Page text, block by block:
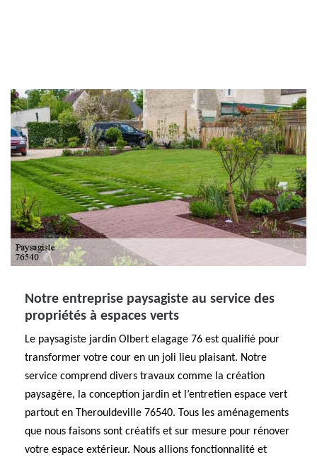
Notre entreprise paysagiste au service des
propriétés à espaces verts
Le paysagiste jardin Olbert elagage 76 est qualifié pour
transformer votre cour en un joli lieu plaisant. Notre
service comprend divers travaux comme la création
paysagère, la conception jardin et l’entretien espace vert
partout en Therouldeville 76540. Tous les aménagements
que nous faisons sont créatifs et sur mesure pour rénover
votre espace extérieur. Nous allions fonctionnalité et